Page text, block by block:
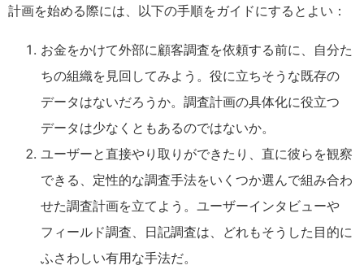
計画を始める際には、以下の手順をガイドにするとよい：
お金をかけて外部に顧客調査を依頼する前に、自分た
ちの組織を見回してみよう。役に立ちそうな既存の
データはないだろうか。調査計画の具体化に役立つ
データは少なくともあるのではないか。
ユーザーと直接やり取りができたり、直に彼らを観察
できる、定性的な調査手法をいくつか選んで組み合わ
せた調査計画を立てよう。ユーザーインタビューや
フィールド調査、日記調査は、どれもそうした目的に
ふさわしい有用な手法だ。